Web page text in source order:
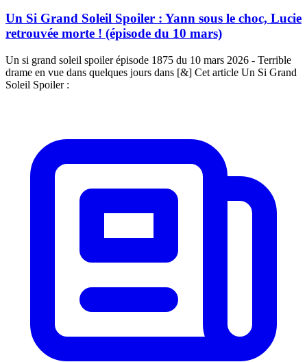
Un Si Grand Soleil Spoiler : Yann sous le choc, Lucie
retrouvée morte ! (épisode du 10 mars)
Un si grand soleil spoiler épisode 1875 du 10 mars 2026 - Terrible
drame en vue dans quelques jours dans [&] Cet article Un Si Grand
Soleil Spoiler :